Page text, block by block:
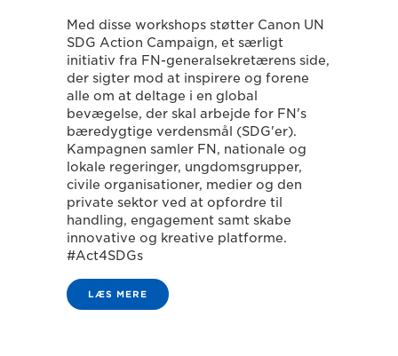
Med disse workshops støtter Canon UN
SDG Action Campaign, et særligt
initiativ fra FN-generalsekretærens side,
der sigter mod at inspirere og forene
alle om at deltage i en global
bevægelse, der skal arbejde for FN's
bæredygtige verdensmål (SDG'er).
Kampagnen samler FN, nationale og
lokale regeringer, ungdomsgrupper,
civile organisationer, medier og den
private sektor ved at opfordre til
handling, engagement samt skabe
innovative og kreative platforme.
#Act4SDGs
LÆS MERE